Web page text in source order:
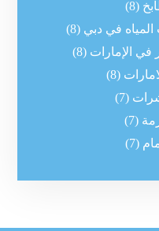
(8)
في دبي (8)
الإمارات (8)
(8)
(7)
(7)
(7)